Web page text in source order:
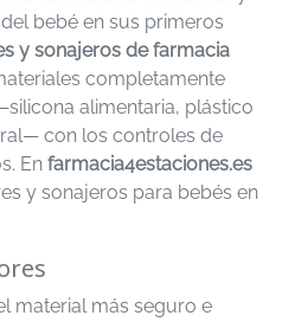
bebé en sus primeros
y sonajeros de farmacia
completamente
alimentaria, plástico
con los controles de
En farmacia4estaciones.es
y sonajeros para bebés en
material más seguro e